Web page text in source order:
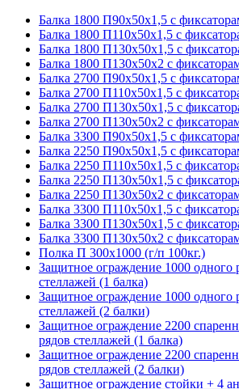
Балка 1800 П90х50х1,5 с
Балка 1800 П110х50х1,5 с
Балка 1800 П130х50х1,5 с
Балка 1800 П130х50х2 с
Балка 2700 П90х50х1,5 с
Балка 2700 П110х50х1,5 с
Балка 2700 П130х50х1,5 с
Балка 2700 П130х50х2 с
Балка 3300 П90х50х1,5 с
Балка 2250 П90х50х1,5 с
Балка 2250 П110х50х1,5 с
Балка 2250 П130х50х1,5 с
Балка 2250 П130х50х2 с
Балка 3300 П110х50х1,5 с
Балка 3300 П130х50х1,5 с
Балка 3300 П130х50х2 с
Полка П 300х1000 (г/п 100кг.)
Защитное ограждение 1000 одного
стеллажей (1 балка)
Защитное ограждение 1000 одного
стеллажей (2 балки)
Защитное ограждение 2200
рядов стеллажей (1 балка)
Защитное ограждение 2200
рядов стеллажей (2 балки)
Защитное ограждение стойки + 4